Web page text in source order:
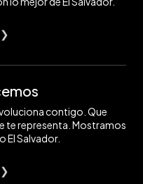
contigo. Que
te representa. Mostramos
El Salvador.